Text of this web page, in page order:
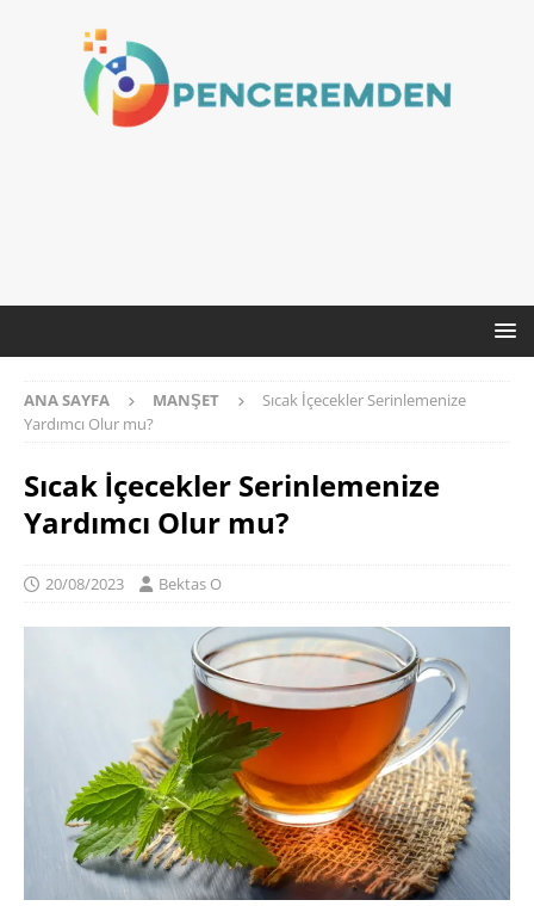
ANA SAYFA MANŞET
Sıcak İçecekler Serinlemenize
Yardımcı Olur mu?
Sıcak İçecekler Serinlemenize
Yardımcı Olur mu?
20/08/2023 Bektas O